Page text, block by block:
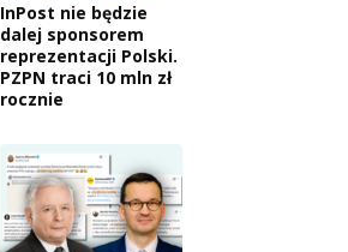
InPost nie będzie
dalej sponsorem
reprezentacji Polski.
PZPN traci 10 mln zł
rocznie